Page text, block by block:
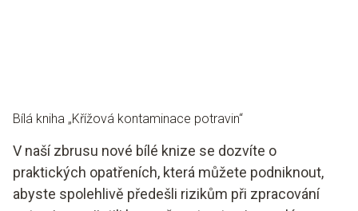
Bílá kniha „Křížová kontaminace potravin“
V naší zbrusu nové bílé knize se dozvíte o
praktických opatřeních, která můžete podniknout,
abyste spolehlivě předešli rizikům při zpracování